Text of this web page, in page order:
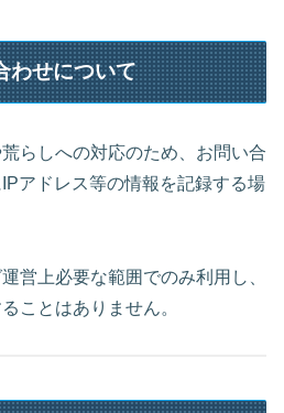
わせについて
らしへの対応のため、お問い合
アドレス等の情報を記録する場
営上必要な範囲でのみ利用し、
ことはありません。